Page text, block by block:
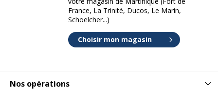
Nos opérations
France, La Trinité, Ducos, Le Marin,
Schoelcher...)
Choisir mon magasin